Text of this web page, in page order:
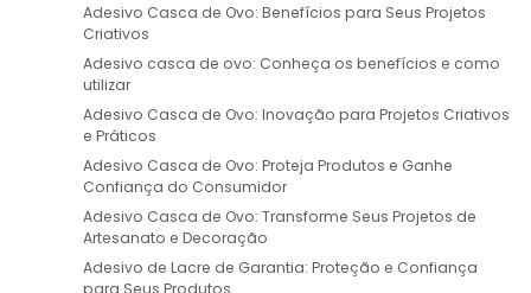
Adesivo Casca de Ovo: Benefícios para Seus Projetos
Criativos
Adesivo casca de ovo: Conheça os benefícios e como
utilizar
Adesivo Casca de Ovo: Inovação para Projetos Criativos
e Práticos
Adesivo Casca de Ovo: Proteja Produtos e Ganhe
Confiança do Consumidor
Adesivo Casca de Ovo: Transforme Seus Projetos de
Artesanato e Decoração
Adesivo de Lacre de Garantia: Proteção e Confiança
para Seus Produtos